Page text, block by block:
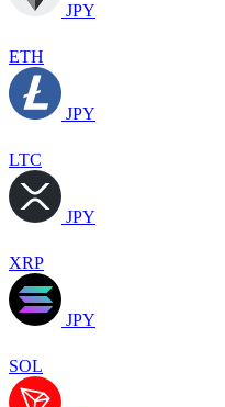
JPY
ETH
JPY
LTC
JPY
XRP
JPY
SOL